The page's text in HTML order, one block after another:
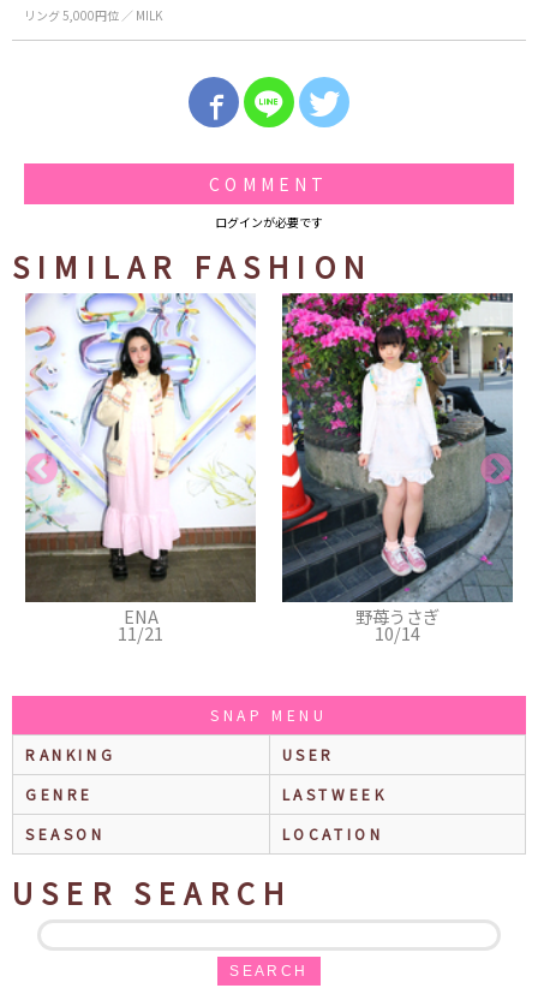
リング 5,000円位 ／ MILK
COMMENT
ログインが必要です
SIMILAR FASHION
ENA
11/21
野苺うさぎ
10/14
SNAP MENU
RANKING
USER
GENRE
LASTWEEK
SEASON
LOCATION
USER SEARCH
SEARCH